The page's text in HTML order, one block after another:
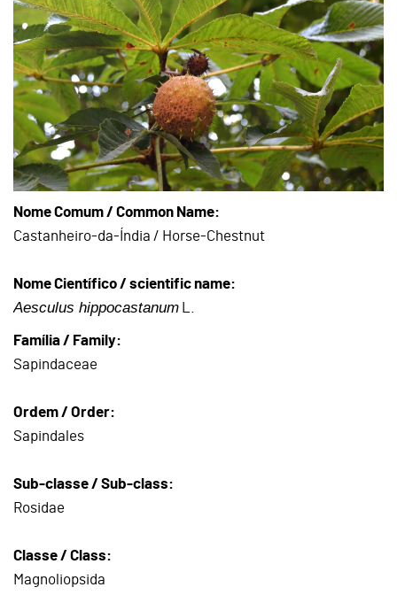
Nome Comum / Common Name:
Castanheiro-da-Índia / Horse-Chestnut
Nome Científico / scientific name:
Aesculus hippocastanum
Família / Family:
Sapindaceae
Ordem / Order:
Sapindales
Sub-classe / Sub-class:
Rosidae
Classe / Class:
Magnoliopsida